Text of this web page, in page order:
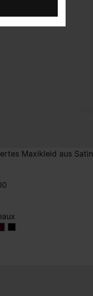
Maxikleid aus Satin
bordeaux